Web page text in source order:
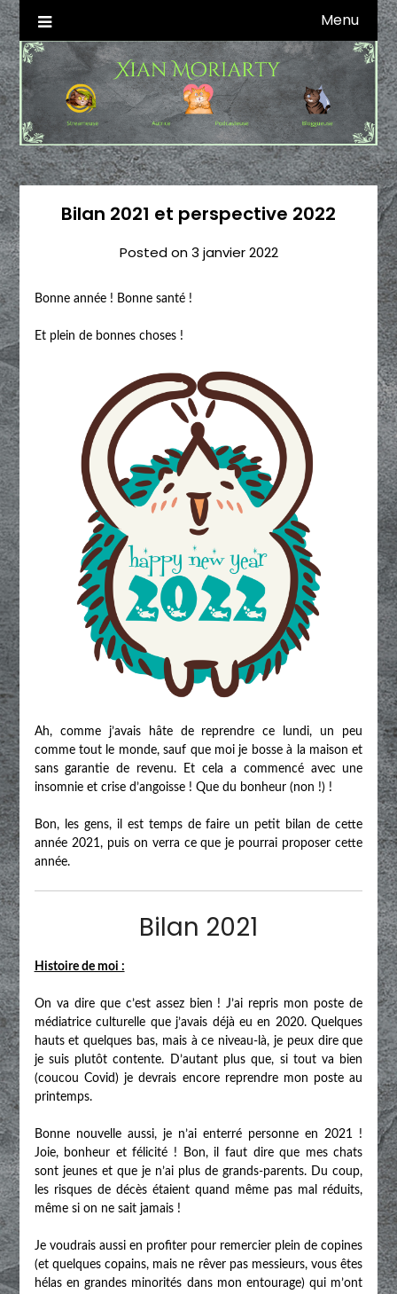
Skip
to
content
Xian Moriarty
Autrice SFFF & Blogueuse & Streameuse Menu
Bilan 2021 et perspective 2022
Posted on3 janvier 2022
Bonne année ! Bonne santé !
Et plein de bonnes choses !
Ah, comme j’avais hâte de reprendre ce lundi, un peu
comme tout le monde, sauf que moi je bosse à la maison et
sans garantie de revenu. Et cela a commencé avec une
insomnie et crise d’angoisse ! Que du bonheur (non !) !
Bon, les gens, il est temps de faire un petit bilan de cette
année 2021, puis on verra ce que je pourrai proposer cette
année.
Bilan 2021
Histoire de moi :
On va dire que c’est assez bien ! J’ai repris mon poste de
médiatrice culturelle que j’avais déjà eu en 2020. Quelques
hauts et quelques bas, mais à ce niveau-là, je peux dire que
je suis plutôt contente. D’autant plus que, si tout va bien
(coucou Covid) je devrais encore reprendre mon poste au
printemps.
Bonne nouvelle aussi, je n’ai enterré personne en 2021 !
Joie, bonheur et félicité ! Bon, il faut dire que mes chats
sont jeunes et que je n’ai plus de grands-parents. Du coup,
les risques de décès étaient quand même pas mal réduits,
même si on ne sait jamais !
Je voudrais aussi en profiter pour remercier plein de copines
(et quelques copains, mais ne rêver pas messieurs, vous êtes
hélas en grandes minorités dans mon entourage) qui m’ont